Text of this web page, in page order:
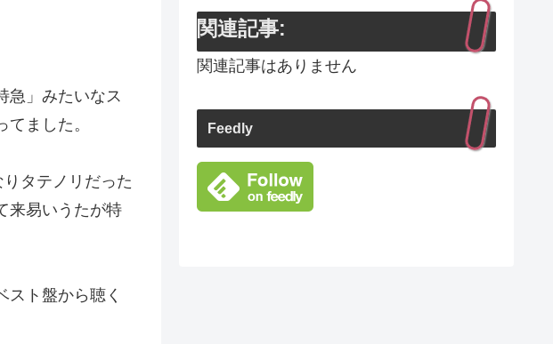
急」みたいなス
ました。
タテノリだった
来易いうたが特
スト盤から聴く
関連記事:
関連記事はありません
Feedly